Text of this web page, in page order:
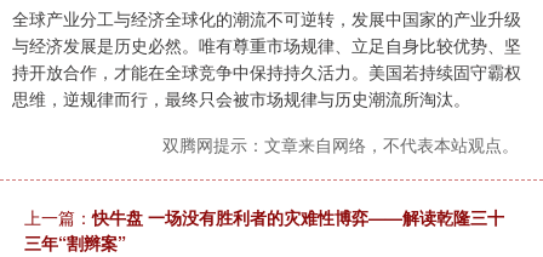
全球产业分工与经济全球化的潮流不可逆转，发展中国家的产业升级
与经济发展是历史必然。唯有尊重市场规律、立足自身比较优势、坚
持开放合作，才能在全球竞争中保持持久活力。美国若持续固守霸权
思维，逆规律而行，最终只会被市场规律与历史潮流所淘汰。
双腾网提示：文章来自网络，不代表本站观点。
上一篇：快牛盘 一场没有胜利者的灾难性博弈——解读乾隆三十
三年“割辫案”